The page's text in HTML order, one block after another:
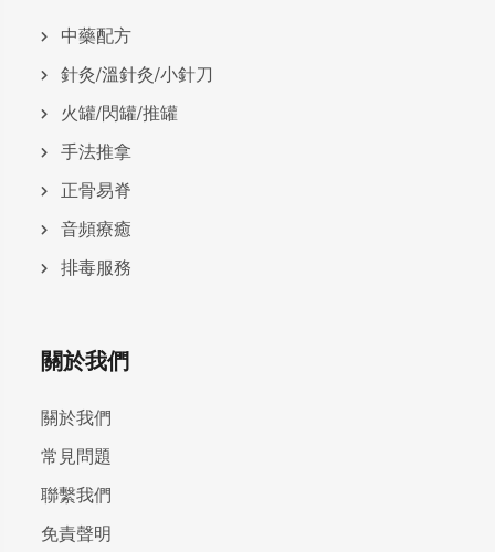
中藥配方
針灸/溫針灸/小針刀
火罐/閃罐/推罐
手法推拿
正骨易脊
⾳頻療癒
排毒服務
關於我們
關於我們
常見問題
聯繫我們
免責聲明